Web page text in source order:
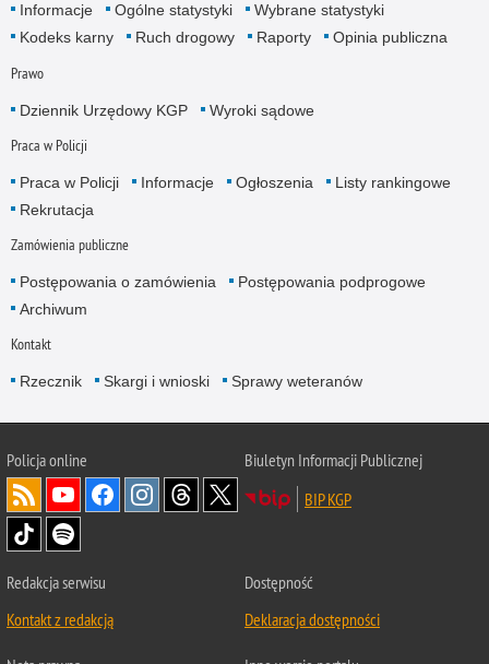
Informacje Ogólne statystyki
Wybrane statystyki
Kodeks karny
Ruch drogowy Raporty Opinia publiczna
Prawo
Dziennik Urzędowy KGP Wyroki sądowe
Praca w Policji
Praca w Policji Informacje Ogłoszenia
Listy rankingowe
Rekrutacja
Zamówienia publiczne
Postępowania o zamówienia
Postępowania podprogowe
Archiwum
Kontakt
Rzecznik Skargi i wnioski Sprawy weteranów
Policjaonline
Biuletyn Informacji Publicznej
BIP KGP
Redakcja serwisu
Kontakt z redakcją
Dostępność
Deklaracja dostępności